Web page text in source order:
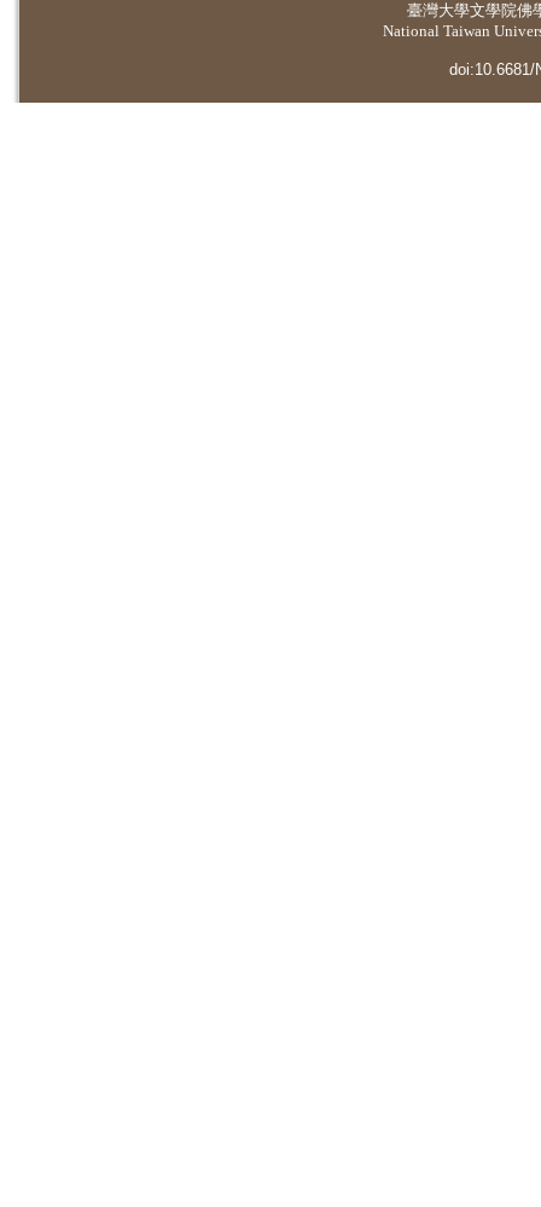
臺灣大學文學院佛
National Taiwan
doi:10.6681/